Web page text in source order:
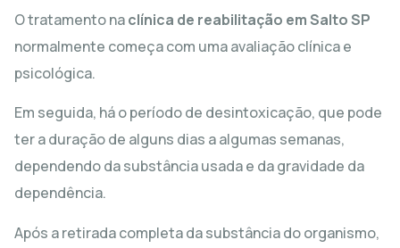
O tratamento naclínica de reabilitação em Salto SP
normalmente começa com uma avaliação clínica e
psicológica.
Em seguida, há o período de desintoxicação, que pode
ter a duração de alguns dias a algumas semanas,
dependendo da substância usada e da gravidade da
dependência.
Após a retirada completa da substância do organismo,